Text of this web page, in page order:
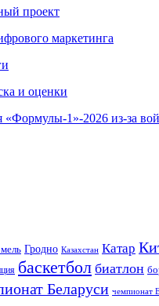
проект
маркетинга
и оценки
«Формулы-1»-2026 из-за
Гродно Казахстан Катар
баскетбол биатлон
Беларуси чемпионат